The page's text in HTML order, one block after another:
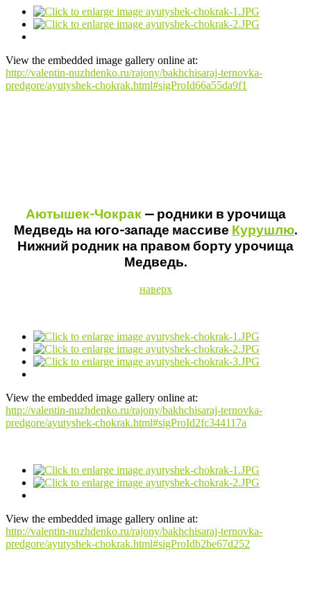
View the embedded image gallery online at:
http://valentin-nuzhdenko.ru/rajony/bakhchisaraj-ternovka-
predgore/ayutyshek-chokrak.html#sigProId66a55da9f1
Аютышек-Чокрак— родники в урочища
Медведь на юго-западе массиве Курушлю.
Нижний родник на правом борту урочища
Медведь.
наверх
View the embedded image gallery online at:
http://valentin-nuzhdenko.ru/rajony/bakhchisaraj-ternovka-
predgore/ayutyshek-chokrak.html#sigProId2fc344117a
View the embedded image gallery online at:
http://valentin-nuzhdenko.ru/rajony/bakhchisaraj-ternovka-
predgore/ayutyshek-chokrak.html#sigProIdb2be67d252